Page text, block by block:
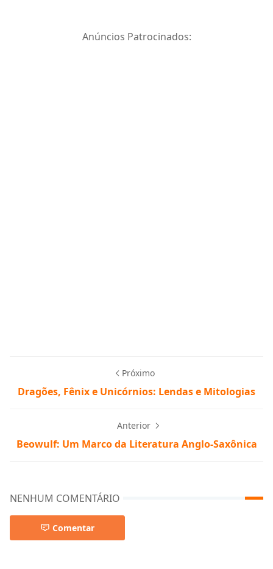
Anúncios Patrocinados:
Próximo
Dragões, Fênix e Unicórnios: Lendas e Mitologias
Anterior
Beowulf: Um Marco da Literatura Anglo-Saxônica
NENHUM COMENTÁRIO
Comentar